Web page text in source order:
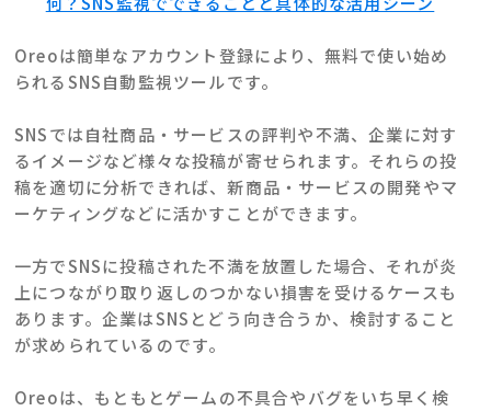
Oreoは簡単なアカウント登録により、無料で使い始め
られるSNS自動監視ツールです。
SNSでは自社商品・サービスの評判や不満、企業に対す
るイメージなど様々な投稿が寄せられます。それらの投
稿を適切に分析できれば、新商品・サービスの開発やマ
ーケティングなどに活かすことができます。
一方でSNSに投稿された不満を放置した場合、それが炎
上につながり取り返しのつかない損害を受けるケースも
あります。企業はSNSとどう向き合うか、検討すること
が求められているのです。
Oreoは、もともとゲームの不具合やバグをいち早く検